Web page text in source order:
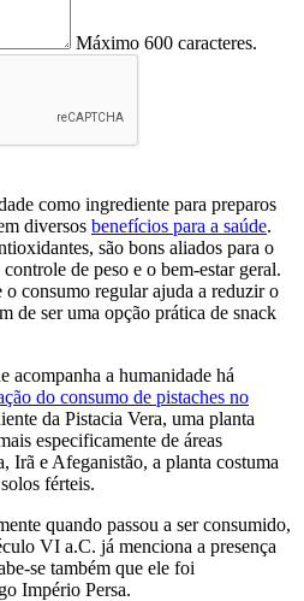
Máximo 600 caracteres.
como ingrediente para preparos
diversos benefícios para a saúde.
são bons aliados para o
de peso e o bem-estar geral.
o consumo regular ajuda a reduzir o
de ser uma opção prática de snack
acompanha a humanidade há
do consumo de pistaches no
da Pistacia Vera, uma planta
especificamente de áreas
Irã e Afeganistão, a planta costuma
férteis.
quando passou a ser consumido,
VI a.C. já menciona a presença
se também que ele foi
Império Persa.